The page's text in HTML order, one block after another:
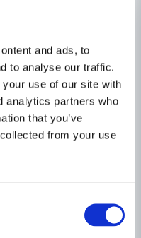
and ads, to
to analyse our traffic.
use of our site with
analytics partners who
that you’ve
from your use